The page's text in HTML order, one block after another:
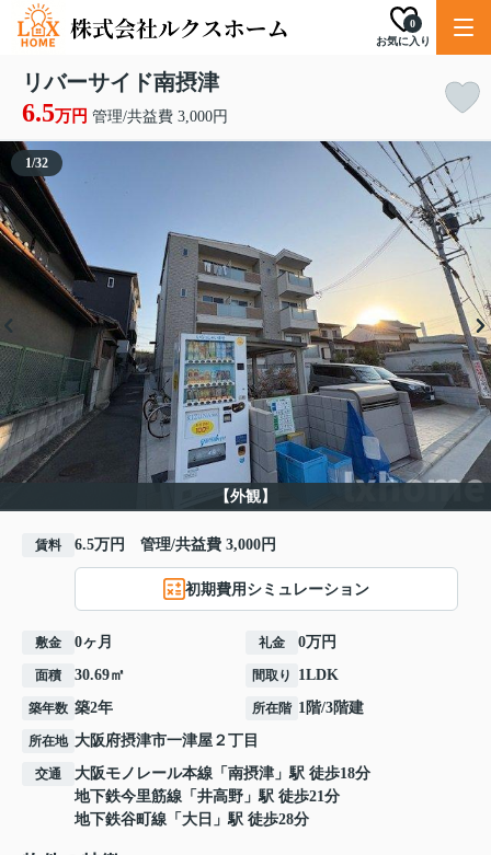
お気に入り
0
リバーサイド南摂津
6.5万円 管理/共益費 3,000円
【外観】
1/32
賃料 6.5万円 管理/共益費 3,000円
初期費用シミュレーション
敷金 0ヶ月 礼金 0万円
面積 30.69㎡ 間取り 1LDK
築年数 築2年 所在階 1階/3階建
所在地 大阪府摂津市一津屋 ２丁目
交通 大阪モノレール本線 「 南摂津 」駅 徒歩18分
地下鉄今里筋線 「 井高野 」駅 徒歩21分
地下鉄谷町線 「 大日 」駅 徒歩28分